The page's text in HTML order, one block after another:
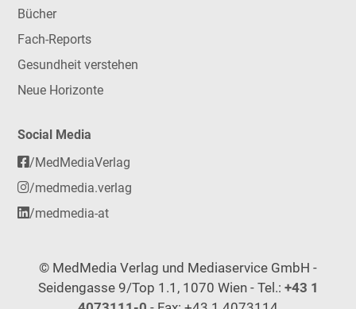
Bücher
Fach-Reports
Gesundheit verstehen
Neue Horizonte
Social Media
/MedMediaVerlag
/medmedia.verlag
/medmedia-at
© MedMedia Verlag und Mediaservice GmbH -
Seidengasse 9/Top 1.1, 1070 Wien - Tel.: +43 1